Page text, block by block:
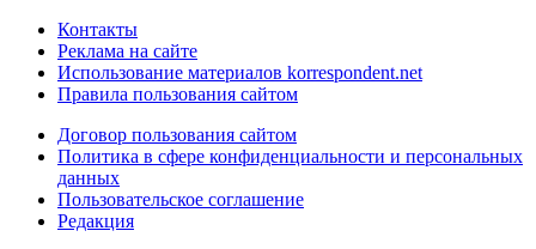
Контакты
Реклама на сайте
Использование материалов korrespondent.net
Правила пользования сайтом
Договор пользования сайтом
Политика в сфере конфиденциальности и персональных
данных
Пользовательское соглашение
Редакция